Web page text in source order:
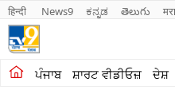
हिन्दी News9 ಕನ್ನಡ తెలుగు
ਪੰਜਾਬ ਸ਼ਾਰਟ ਵੀਡੀਓਜ਼ ਦੇਸ਼
ਖੇਤੀਬਾੜੀ